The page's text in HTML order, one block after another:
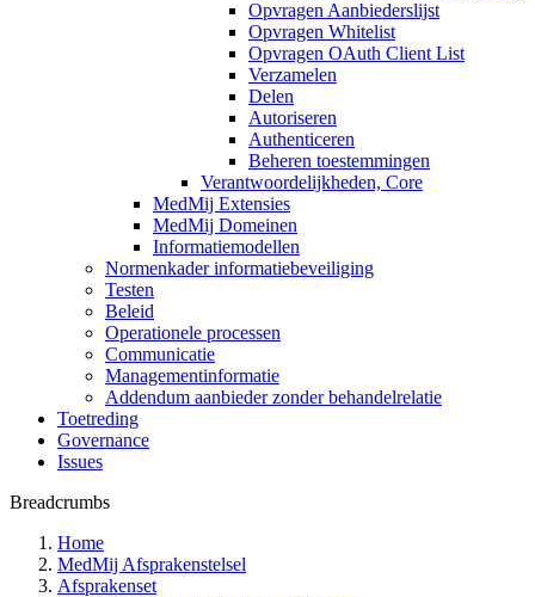
Opvragen Aanbiederslijst
Opvragen Whitelist
Opvragen OAuth Client List
Verzamelen
Delen
Autoriseren
Authenticeren
Beheren toestemmingen
Verantwoordelijkheden, Core
MedMij Extensies
MedMij Domeinen
Informatiemodellen
Normenkader informatiebeveiliging
Testen
Beleid
Operationele processen
Communicatie
Managementinformatie
Addendum aanbieder zonder behandelrelatie
Toetreding
Governance
Issues
Breadcrumbs
Home
MedMij Afsprakenstelsel
Afsprakenset